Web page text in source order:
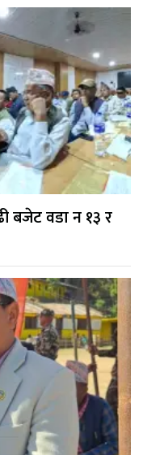
बजेट वडा न १३ र